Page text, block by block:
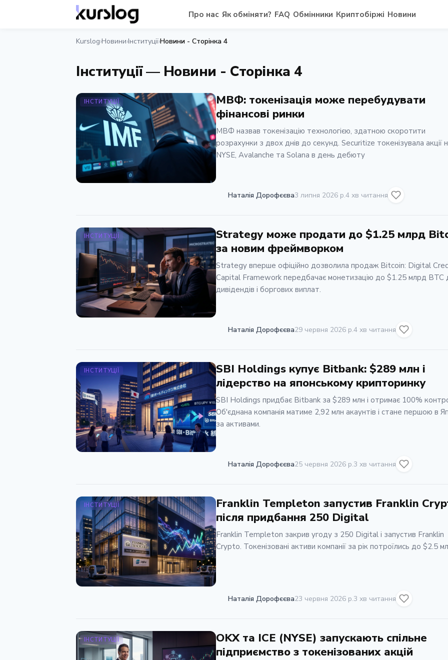
Про нас Як обміняти? FAQ Обмінники Криптобіржі Новини
Kurslog›Новини›Інституції›Новини - Сторінка 4
Інституції — Новини - Сторінка 4
ІНСТИТУЦІЇ
МВФ: токенізація може перебудувати
фінансові ринки
МВФ назвав токенізацію технологією, здатною скоротити
розрахунки з двох днів до секунд. Securitize токенізувала акції
NYSE, Avalanche та Solana в день дебюту
Наталія Дорофєєва3 липня 2026 р.4 хв читання
ІНСТИТУЦІЇ
Strategy може продати до $1.25 млрд
за новим фреймворком
Strategy вперше офіційно дозволила продаж Bitcoin: Digital
Capital Framework передбачає монетизацію до $1.25 млрд BTC
дивідендів і боргових виплат.
Наталія Дорофєєва29 червня 2026 р.4 хв читання
ІНСТИТУЦІЇ
SBI Holdings купує Bitbank: $289 млн і
лідерство на японському крипторинку
SBI Holdings придбає Bitbank за $289 млн і отримає 100%
Об'єднана компанія матиме 2,92 млн акаунтів і стане першою в
за активами.
Наталія Дорофєєва25 червня 2026 р.3 хв читання
ІНСТИТУЦІЇ
Franklin Templeton запустив Franklin
після придбання 250 Digital
Franklin Templeton закрив угоду з 250 Digital і запустив Franklin
Crypto. Токенізовані активи компанії за рік потроїлись до $2.5
Наталія Дорофєєва23 червня 2026 р.3 хв читання
ІНСТИТУЦІЇ
OKX та ICE (NYSE) запускають спільне
підприємство з токенізованих акцій